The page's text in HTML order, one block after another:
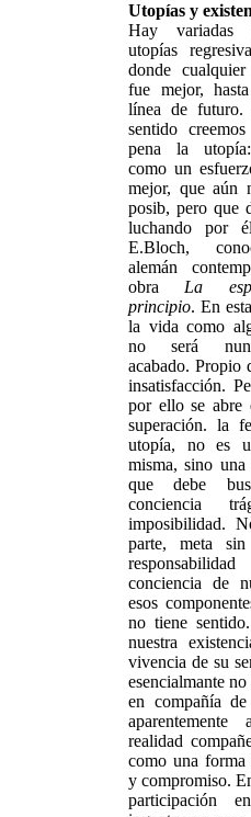
Utopías y
Hay variadas
utopías
donde
fue mejor,
línea de
sentido
pena la utopía:
como un
mejor, que aún
posib, pero que
luchando por
E.Bloch,
alemán
obra La
principio. En
la vida como
no será
acabado. Propio
insatisfacción.
por ello se abre
superación. la
utopía, no es
misma, sino una
que debe
conciencia
imposibilidad.
parte, meta
conciencia de
esos
no tiene
nuestra
vivencia de su
esencialmante
en compañía
realidad
como una forma
y compromiso.
participación